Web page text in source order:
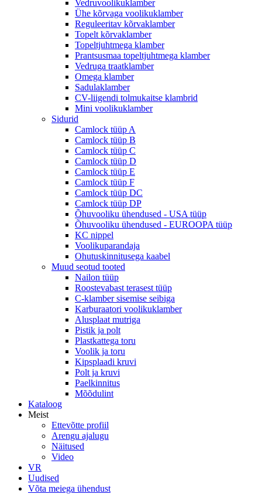
Vedruvoolikuklamber
Ühe kõrvaga voolikuklamber
Reguleeritav kõrvaklamber
Topelt kõrvaklamber
Topeltjuhtmega klamber
Prantsusmaa topeltjuhtmega klamber
Vedruga traatklamber
Omega klamber
Sadulaklamber
CV-liigendi tolmukaitse klambrid
Mini voolikuklamber
Sidurid
Camlock tüüp A
Camlock tüüp B
Camlock tüüp C
Camlock tüüp D
Camlock tüüp E
Camlock tüüp F
Camlock tüüp DC
Camlock tüüp DP
Õhuvooliku ühendused - USA tüüp
Õhuvooliku ühendused - EUROOPA tüüp
KC nippel
Voolikuparandaja
Ohutuskinnitusega kaabel
Muud seotud tooted
Nailon tüüp
Roostevabast terasest tüüp
C-klamber sisemise seibiga
Karburaatori voolikuklamber
Alusplaat mutriga
Pistik ja polt
Plastkattega toru
Voolik ja toru
Kipsplaadi kruvi
Polt ja kruvi
Paelkinnitus
Mõõdulint
Kataloog
Meist
Ettevõtte profiil
Arengu ajalugu
Näitused
Video
VR
Uudised
Võta meiega ühendust